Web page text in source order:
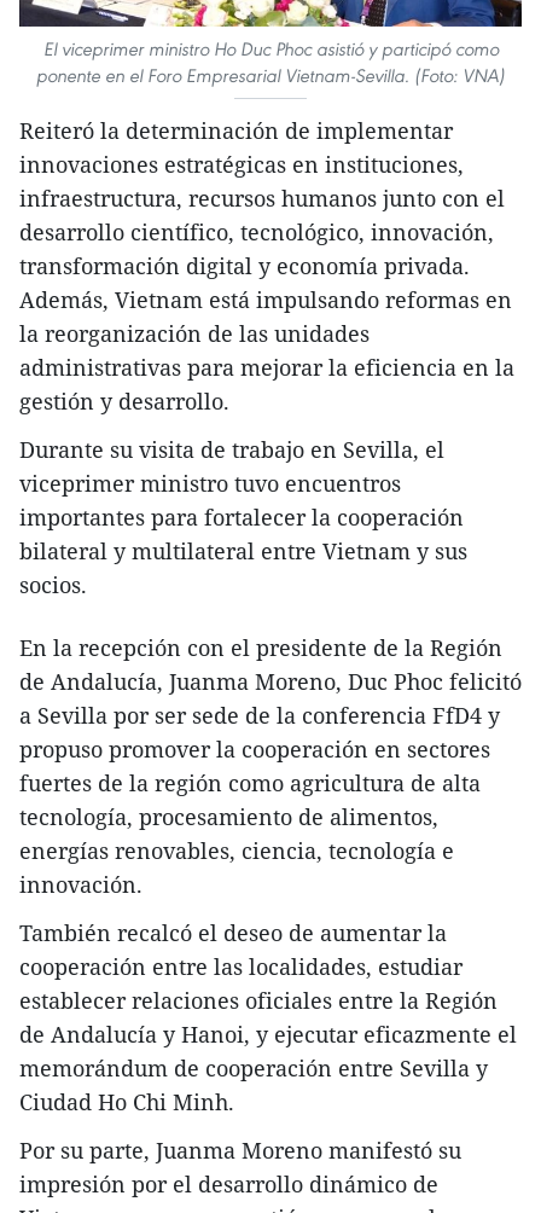
El viceprimer ministro Ho Duc Phoc asistió y participó como
ponente en el Foro Empresarial Vietnam-Sevilla. (Foto: VNA)
Reiteró la determinación de implementar
innovaciones estratégicas en instituciones,
infraestructura, recursos humanos junto con el
desarrollo científico, tecnológico, innovación,
transformación digital y economía privada.
Además, Vietnam está impulsando reformas en
la reorganización de las unidades
administrativas para mejorar la eficiencia en la
gestión y desarrollo.
Durante su visita de trabajo en Sevilla, el
viceprimer ministro tuvo encuentros
importantes para fortalecer la cooperación
bilateral y multilateral entre Vietnam y sus
socios.
En la recepción con el presidente de la Región
de Andalucía, Juanma Moreno, Duc Phoc felicitó
a Sevilla por ser sede de la conferencia FfD4 y
propuso promover la cooperación en sectores
fuertes de la región como agricultura de alta
tecnología, procesamiento de alimentos,
energías renovables, ciencia, tecnología e
innovación.
También recalcó el deseo de aumentar la
cooperación entre las localidades, estudiar
establecer relaciones oficiales entre la Región
de Andalucía y Hanoi, y ejecutar eficazmente el
memorándum de cooperación entre Sevilla y
Ciudad Ho Chi Minh.
Por su parte, Juanma Moreno manifestó su
impresión por el desarrollo dinámico de